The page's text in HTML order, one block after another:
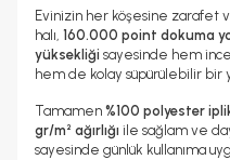
Evinizin her köşesine zarafet
halı, 160.000 point dokuma
yüksekliği sayesinde hem
hem de kolay süpürülebilir bir
Tamamen %100 polyester
gr/m² ağırlığı ile sağlam ve
sayesinde günlük kullanıma